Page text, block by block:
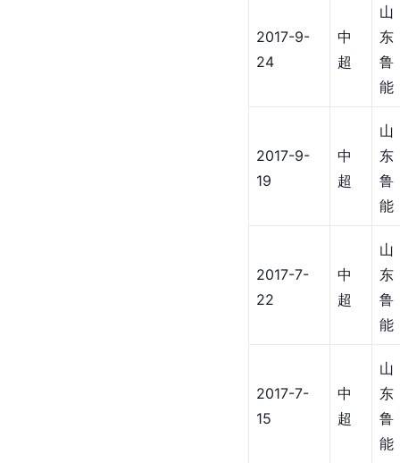
2017-9-
24
中
超
山
东
鲁
能
2017-9-
19
中
超
山
东
鲁
能
2017-7-
22
中
超
山
东
鲁
能
2017-7-
15
中
超
山
东
鲁
能